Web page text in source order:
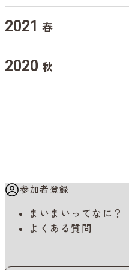
2021 春
2020 秋
参加者登録
まいまいってなに？
よくある質問